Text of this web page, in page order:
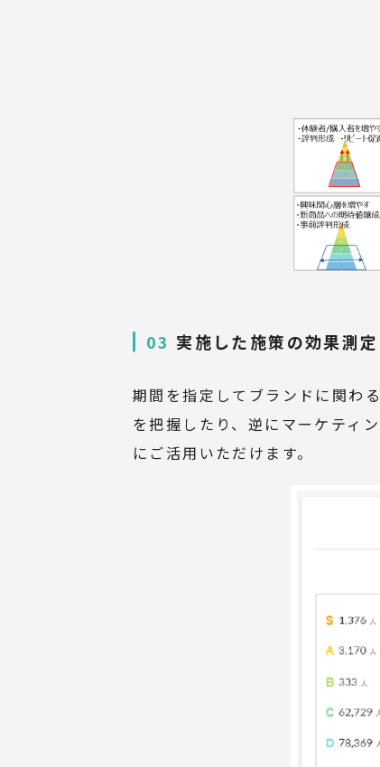
03 実施した施策の効果測
期間を指定してブランドに関わ
を把握したり、逆にマーケティ
にご活用いただけます。